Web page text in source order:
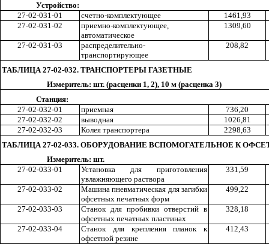
Устройство:
27-02-031-01
счетно-комплектующее 1461,93
27-02-031-02
приемно-комплектующее,
автоматическое
1309,60
27-02-031-03
распределительно-
транспортирующее
208,82
ТАБЛИЦА 27-02-032. ТРАНСПОРТЕРЫ ГАЗЕТНЫЕ
Измеритель: шт. (расценки 1, 2), 10м (расценка 3)
Станция:
27-02-032-01
приемная 736,20
27-02-032-02
выводная 1026,81
27-02-032-03
Колея транспортера 2298,63
ТАБЛИЦА 27-02-033. ОБОРУДОВАНИЕ ВСПОМОГАТЕЛЬНОЕ К
Измеритель: шт.
27-02-033-01
Установка для приготовления
увлажняющего раствора
331,59
27-02-033-02
Машина пневматическая для загибки
офсетных печатных форм
499,22
27-02-033-03
Станок для пробивки отверстий в
офсетных печатных пластинах
328,18
27-02-033-04
Станок для крепления планок к
офсетной резине
412,43